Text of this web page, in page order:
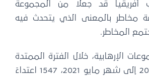
قد جعلا من المجموعة
مخاطر بالمعنى الذي يتحدث فيه
المخاطر.
الإرهابية، خلال الفترة الممتدة
من شهر يناير 2020 إلى شهر مايو 2021، 1547 اعتداءً